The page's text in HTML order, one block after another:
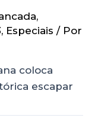
,
, Especiais / Por
coloca
escapar